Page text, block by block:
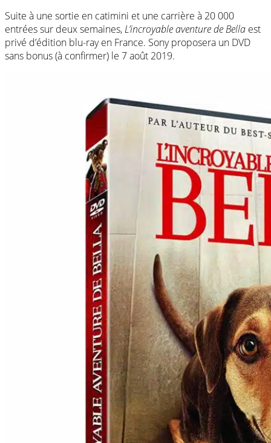
Suite à une sortie en catimini et une carrière à 20 000
entrées sur deux semaines,L’incroyable aventure de Bella est
privé d’édition blu-ray en France. Sony proposera un DVD
sans bonus (à confirmer) le 7 août 2019.